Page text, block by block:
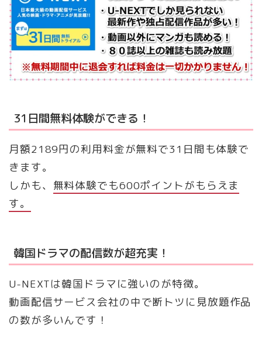
31日間無料体験ができる！
月額2189円の利用料金が無料で31日間も体験で
きます。
しかも、 無料体験でも600ポイントがもらえま
す。
韓国ドラマの配信数が超充実！
U-NEXTは韓国ドラマに強いのが特徴。
動画配信サービス会社の中で断トツに見放題作品
の数が多いんです！